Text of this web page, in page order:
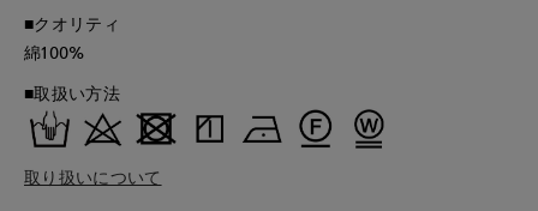
■クオリティ
綿100%
■取扱い方法
取り扱いについて